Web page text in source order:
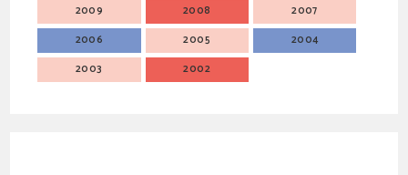
2009
2008
2007
2006
2005
2004
2003
2002